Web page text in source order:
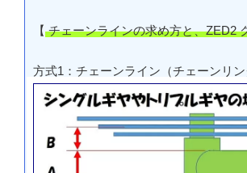
【チェーンラインの求め方と、ZED2
方式1：チェーンライン（チェーンリン